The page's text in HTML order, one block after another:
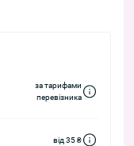
за тарифами
перевізника
від 35 ₴